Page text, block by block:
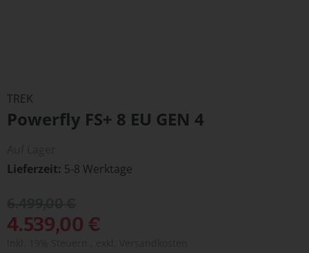
der
Bildergalerie
TREK
Powerfly FS+ 8 EU GEN 4
Lieferzeit 5-8 Werktage
4.539,00 €